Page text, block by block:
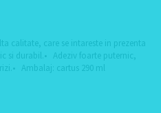
calitate, care se intareste in prezenta
si durabil.• Adeziv foarte puternic,
Ambalaj: cartus 290 ml